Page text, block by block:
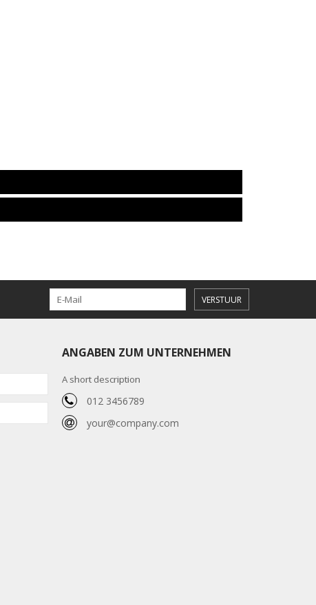
VERSTUUR
ANGABEN ZUM UNTERNEHMEN
A short description
012 3456789
your@company.com